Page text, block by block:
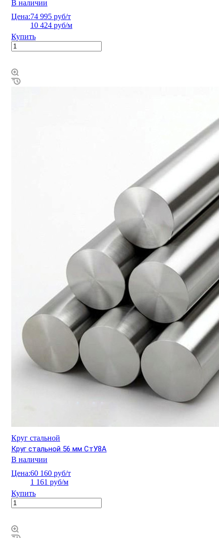
В наличии
Цена:74 995 руб/т
10 424 руб/м
Купить
Круг стальной
Круг стальной 56 мм СтУ8А
В наличии
Цена:60 160 руб/т
1 161 руб/м
Купить